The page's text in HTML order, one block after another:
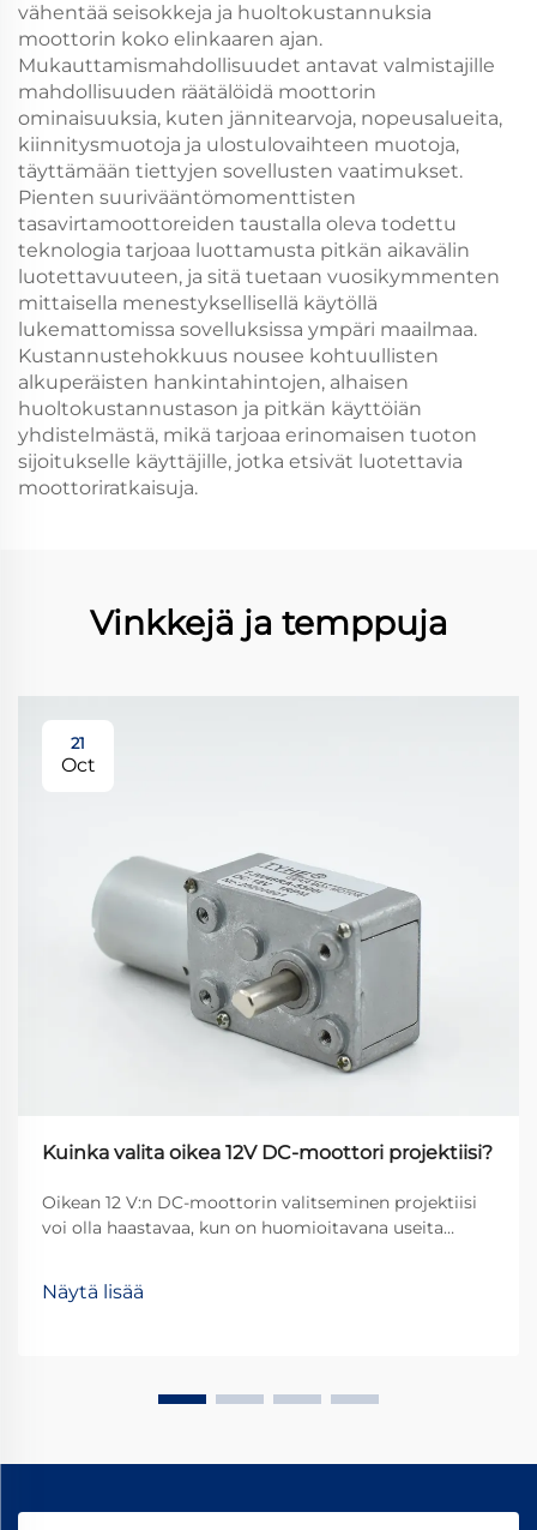
vähentää seisokkeja ja huoltokustannuksia
moottorin koko elinkaaren ajan.
Mukauttamismahdollisuudet antavat valmistajille
mahdollisuuden räätälöidä moottorin
ominaisuuksia, kuten jännitearvoja, nopeusalueita,
kiinnitysmuotoja ja ulostulovaihteen muotoja,
täyttämään tiettyjen sovellusten vaatimukset.
Pienten suurivääntömomenttisten
tasavirtamoottoreiden taustalla oleva todettu
teknologia tarjoaa luottamusta pitkän aikavälin
luotettavuuteen, ja sitä tuetaan vuosikymmenten
mittaisella menestyksellisellä käytöllä
lukemattomissa sovelluksissa ympäri maailmaa.
Kustannustehokkuus nousee kohtuullisten
alkuperäisten hankintahintojen, alhaisen
huoltokustannustason ja pitkän käyttöiän
yhdistelmästä, mikä tarjoaa erinomaisen tuoton
sijoitukselle käyttäjille, jotka etsivät luotettavia
moottoriratkaisuja.
Vinkkejä ja temppuja
21
Oct
Kuinka valita oikea 12V DC-moottori projektiisi?
Oikean 12 V:n DC-moottorin valitseminen projektiisi
voi olla haastavaa, kun on huomioitavana useita
älykästä kotilaitetta, väärä valinta voi johtaa ...
Näytä lisää